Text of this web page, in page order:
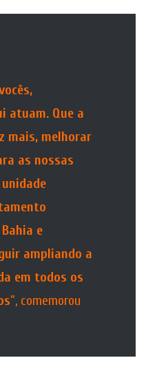
atuam. Que a
mais, melhorar
as nossas
e
ampliando a
em todos os
”, comemorou